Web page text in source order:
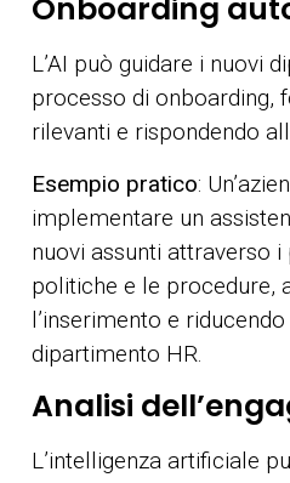
Onboarding
L’AI può guidare i nuovi
processo di onboarding,
rilevanti e rispondendo
Esempio pratico:
implementare un
nuovi assunti attraverso
politiche e le procedure,
l’inserimento e
dipartimento HR.
Analisi
L’intelligenza artificiale